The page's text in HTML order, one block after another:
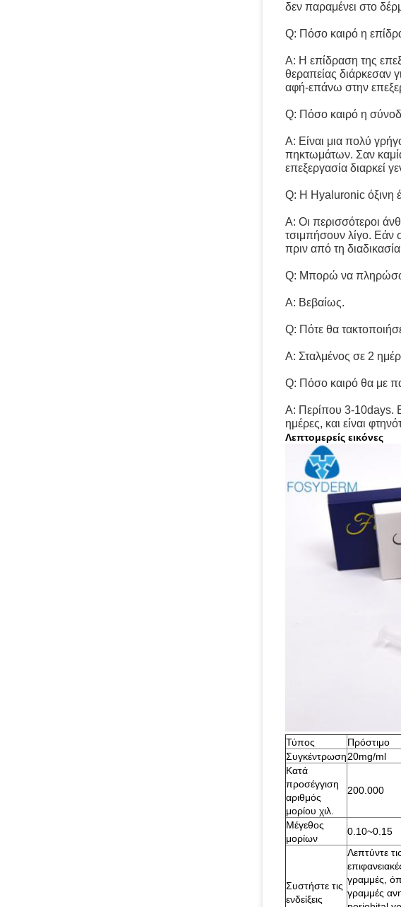
δεν παραμένει στο
Q: Πόσο καιρό η
Α: Η επίδραση της
θεραπείας διάρκεσαν
αφή-επάνω στην
Q: Πόσο καιρό η
Α: Είναι μια πολύ
πηκτωμάτων. Σαν
επεξεργασία διαρκεί
Q: Η Hyaluronic όξινη
Α: Οι περισσότεροι
τσιμπήσουν λίγο. Εάν
πριν από τη
Q: Μπορώ να πληρώσω
Α: Βεβαίως.
Q: Πότε θα
Α: Σταλμένος σε 2
Q: Πόσο καιρό θα με
Α: Περίπου 3-10days.
ημέρες, και είναι
Λεπτομερείς εικόνες
Τύπος Πρόστιμο
Συγκέντρωση20mg/ml
Κατά
προσέγγιση
αριθμός
μορίου χιλ.
200.000
Μέγεθος
μορίων
0.10~0.15
Συστήστε τις
ενδείξεις
Λεπτύντε τις
γραμμές,
γραμμές